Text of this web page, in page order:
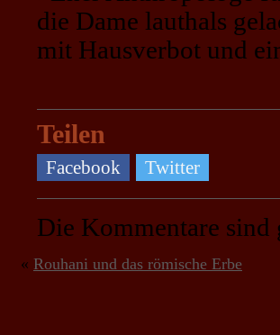
die Dame lauthals
mit Hausverbot und
Teilen
Facebook Twitter
Die Kommentare sind
« Rouhani und das römische Erbe